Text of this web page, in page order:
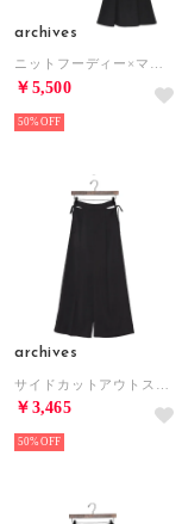
archives
ニットフーディー×マーメイドキャミワンピースSET （BLK）
￥5,500
50%
archives
￥3,465
50%